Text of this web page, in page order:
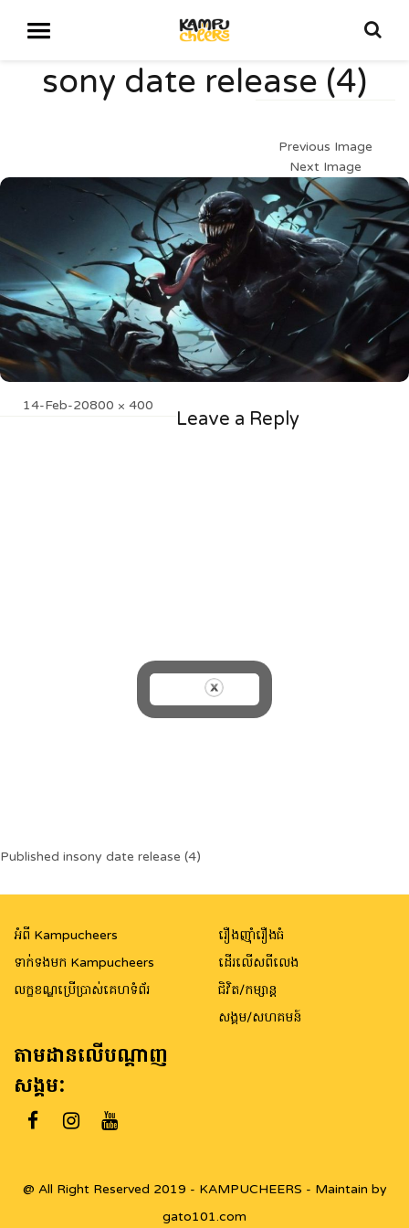
sony date release (4)
Previous Image
Next Image
Posted
14-Feb-20Full
800 × 400
Leave a Reply
Post
navigation
Published insony date release (4)
អំពី Kampucheers
ទាក់ទងមក Kampucheers
លក្ខខណ្ឌប្រើប្រាស់គេហទំព័រ
រឿងញ៉ាំរឿងធំ
ដើរលើសពីលេង
ជិវិត/កម្សាន្ត
សង្គម/សហគមន៍
តាមដានលើបណ្តាញ
សង្គម:
@ All Right Reserved 2019 - KAMPUCHEERS - Maintain by
gato101.com